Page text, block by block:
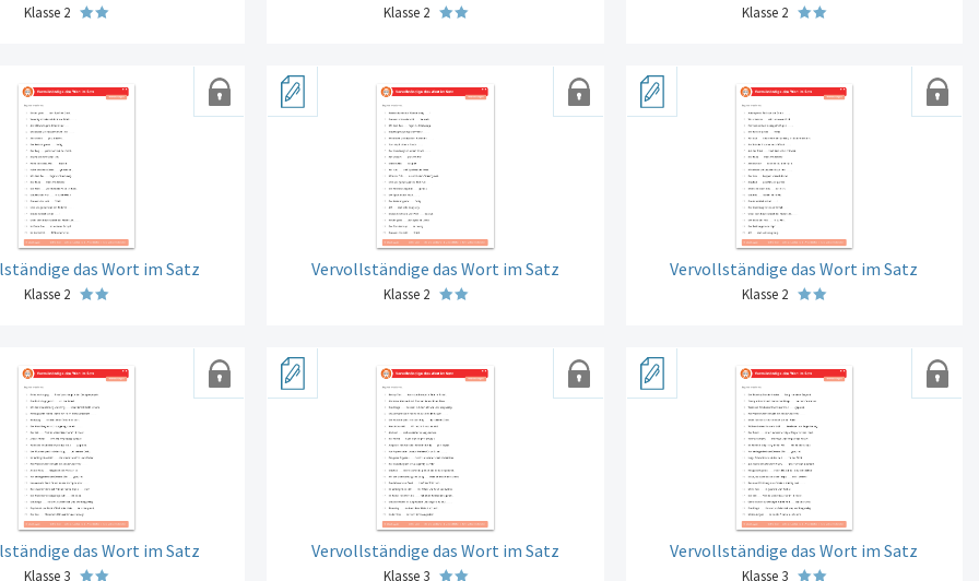
Klasse 2 Klasse 2 Klasse 2
das Wort im Satz
Klasse 2
Vervollständige das Wort im Satz
Klasse 2
Vervollständige das Wort im Satz
Klasse 2
das Wort im Satz
Klasse 3
Vervollständige das Wort im Satz
Klasse 3
Vervollständige das Wort im Satz
Klasse 3